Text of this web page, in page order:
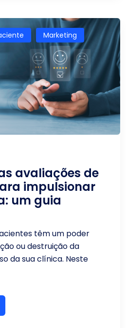
Marketing
avaliações de
impulsionar
um guia
têm um poder
ou destruição da
da sua clínica. Neste